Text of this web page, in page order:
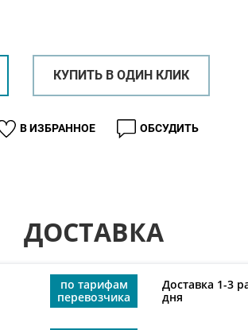
КУПИТЬ В ОДИН КЛИК
В ИЗБРАННОЕ ОБСУДИТЬ
ДОСТАВКА
по тарифам
перевозчика
Доставка 1-3
дня